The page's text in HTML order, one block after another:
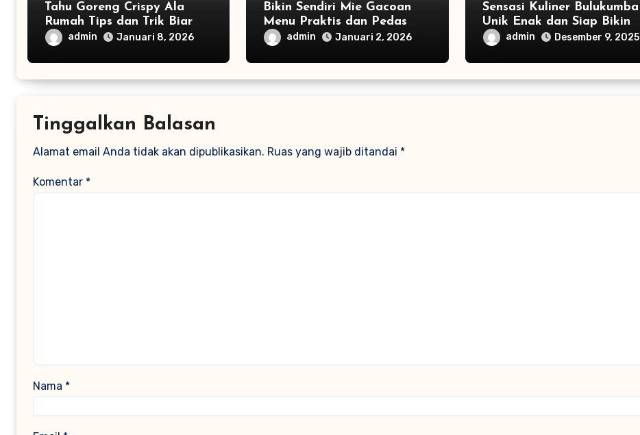
Tahu Goreng Crispy Ala
Rumah Tips dan Trik Biar
Renyah Maksimal
admin Januari 8, 2026
Bikin Sendiri Mie Gacoan
Menu Praktis dan Pedas
yang Bikin Momen Keluarga
Lebih Seru
admin Januari 2, 2026
Sensasi Kuliner Bulukumba
Unik Enak dan Siap Bikin
Kamu Ketagihan!
admin Desember 9, 2025
Tinggalkan Balasan
Alamat email Anda tidak akan dipublikasikan. Ruas yang wajib ditandai *
Komentar *
Nama *